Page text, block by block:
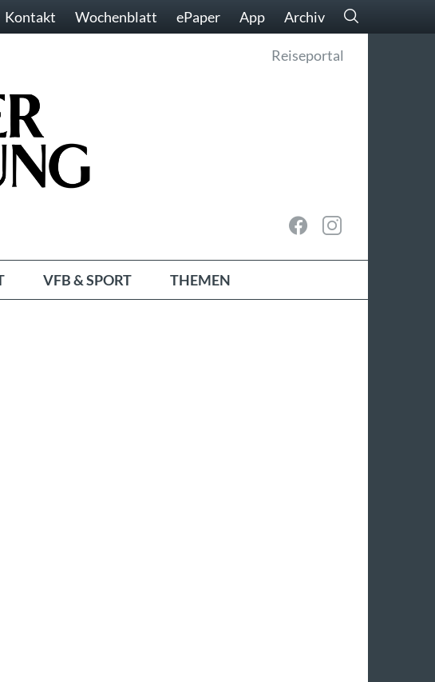
Kontakt Wochenblatt ePaper App Archiv
Reiseportal
VFB & SPORT THEMEN